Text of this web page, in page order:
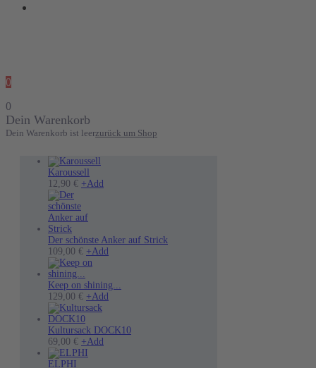
0
0
Dein Warenkorb
Dein Warenkorb ist leerzurück um Shop
Karoussell
12,90 € +Add
Der schönste Anker auf Strick
109,00 € +Add
mehrere
Optionen
Keep on shining...
129,00 € +Add
mehrere
Kultursack DOCK10
69,00 € +Add
ELPHI